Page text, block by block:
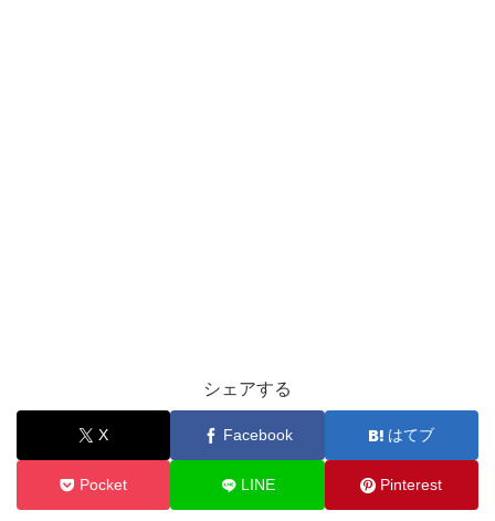
シェアする
X Facebook はてブ
Pocket LINE Pinterest